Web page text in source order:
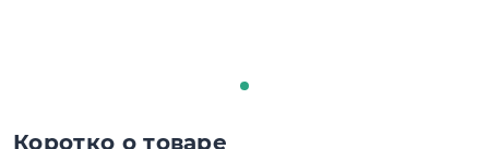
Коротко о товаре